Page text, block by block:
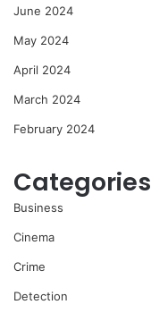
June 2024
May 2024
April 2024
March 2024
February 2024
Categories
Business
Cinema
Crime
Detection